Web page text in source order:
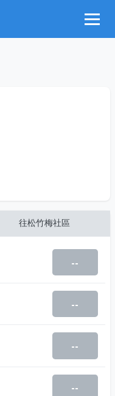
往松竹梅社區
--
--
--
--